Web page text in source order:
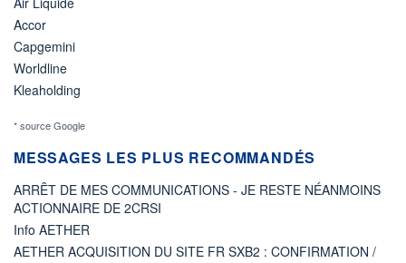
Accor
Capgemini
Worldline
Kleaholding
* source Google
MESSAGES LES PLUS RECOMMANDÉS
ARRÊT DE MES COMMUNICATIONS - JE RESTE NÉANMOINS
ACTIONNAIRE DE 2CRSI
Info AETHER
AETHER ACQUISITION DU SITE FR SXB2 : CONFIRMATION /